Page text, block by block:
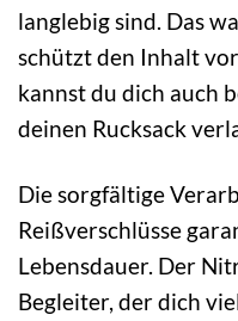
langlebig sind. Das
schützt den Inhalt
kannst du dich auch
deinen Rucksack
Die sorgfältige
Reißverschlüsse
Lebensdauer. Der
Begleiter, der dich